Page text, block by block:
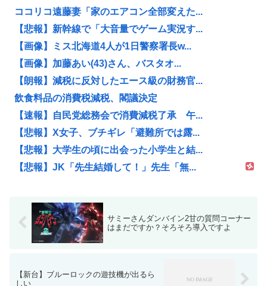
ココリコ遠藤妻「家のエアコン全部変えた...
【悲報】新幹線で「大音量でゲーム実況す...
【画像】ミス北海道4人が1日警察署長w...
【画像】加藤あい(43)さん、バスタオ...
【朗報】減税に反対したエース級の財務官...
飲食料品の消費税減税、閣議決定
【速報】自民党総務会で消費減税了承 午...
【悲報】X女子、ブチギレ「避難所では露...
【悲報】大学生の頃に出会った小学生と結...
【悲報】JK「先生結婚して！」先生「無...
サミーさんダンバイン2甘の質問コーナー
はまだですか？そろそろ導入ですよ
【新台】ブルーロックの遊技機が出るら
しい